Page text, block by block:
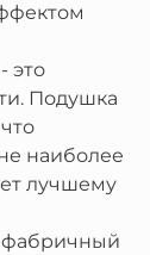
это
Подушка
наиболее
лучшему
фабричный